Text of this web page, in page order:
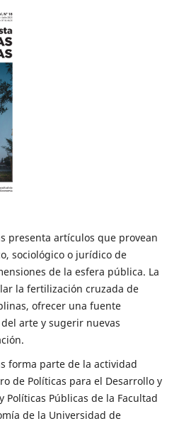
presenta artículos que provean
sociológico o jurídico de
de la esfera pública. La
la fertilización cruzada de
ofrecer una fuente
arte y sugerir nuevas
forma parte de la actividad
de Políticas para el Desarrollo y
Políticas Públicas de la Facultad
de la Universidad de